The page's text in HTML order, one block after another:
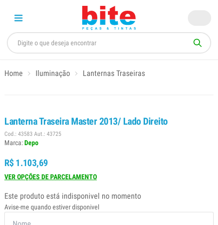
Home Iluminação Lanternas Traseiras
Lanterna Traseira Master 2013/ Lado Direito
Cod.: 43583 Aut.: 43725
Marca:Depo
R$ 1.103,69
VER OPÇÕES DE PARCELAMENTO
Este produto está indisponivel no momento
Avise-me quando estiver disponivel